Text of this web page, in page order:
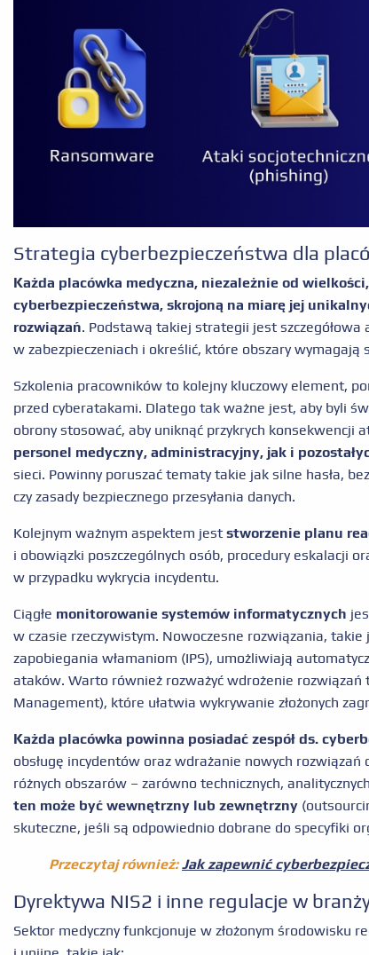
Strategia cyberbezpieczeństwa dla
Każda placówka medyczna, niezależnie od
cyberbezpieczeństwa, skrojoną na miarę jej
rozwiązań. Podstawą takiej strategii jest
w zabezpieczeniach i określić, które obszary wymagają
Szkolenia pracowników to kolejny kluczowy element,
przed cyberatakami. Dlatego tak ważne jest, aby byli
obrony stosować, aby uniknąć przykrych konsekwencji
personel medyczny, administracyjny, jak i
sieci. Powinny poruszać tematy takie jak silne hasła,
czy zasady bezpiecznego przesyłania danych.
Kolejnym ważnym aspektem jest stworzenie planu
i obowiązki poszczególnych osób, procedury eskalacji
w przypadku wykrycia incydentu.
Ciągłe monitorowanie systemów informatycznych
w czasie rzeczywistym. Nowoczesne rozwiązania,
zapobiegania włamaniom (IPS), umożliwiają
ataków. Warto również rozważyć wdrożenie rozwiązań
Management), które ułatwia wykrywanie złożonych
Każda placówka powinna posiadać zespół ds.
obsługę incydentów oraz wdrażanie nowych
różnych obszarów – zarówno technicznych,
ten może być wewnętrzny lub zewnętrzny
skuteczne, jeśli są odpowiednio dobrane do specyfiki
Przeczytaj również: Jak zapewnić
Dyrektywa NIS2 i inne regulacje w
Sektor medyczny funkcjonuje w złożonym środowisku